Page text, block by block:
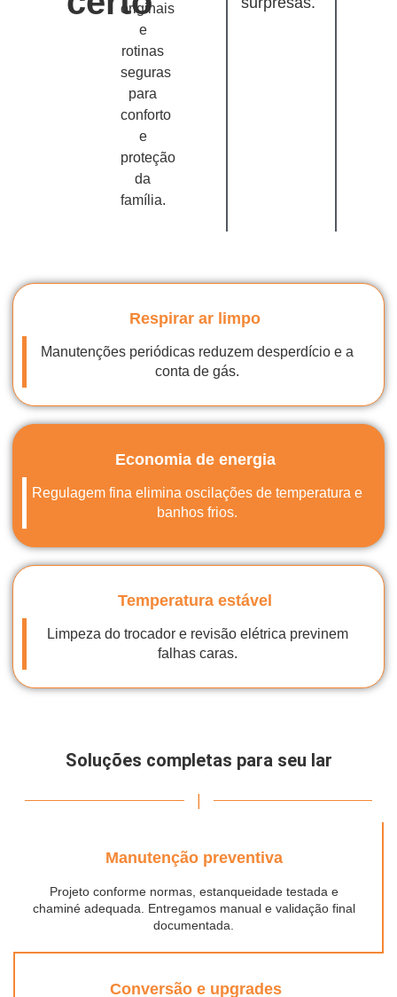
originais
e
rotinas
seguras
para
conforto
e
proteção
da
família.
Respirar ar limpo
Manutenções periódicas reduzem desperdício e a
conta de gás.
Economia de energia
Regulagem fina elimina oscilações de temperatura e
banhos frios.
Temperatura estável
Limpeza do trocador e revisão elétrica previnem
falhas caras.
Soluções completas para seu lar
Manutenção preventiva
Projeto conforme normas, estanqueidade testada e
chaminé adequada. Entregamos manual e validação final
documentada.
Conversão e upgrades